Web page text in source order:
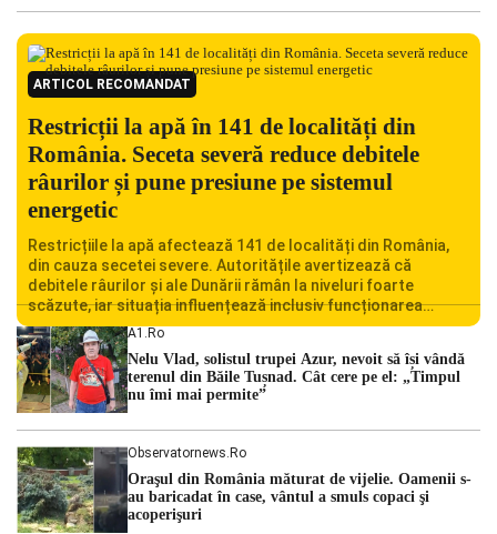
ARTICOL RECOMANDAT
Restricții la apă în 141 de localități din
România. Seceta severă reduce debitele
râurilor și pune presiune pe sistemul
energetic
Restricțiile la apă afectează 141 de localități din România,
din cauza secetei severe. Autoritățile avertizează că
debitele râurilor și ale Dunării rămân la niveluri foarte
scăzute, iar situația influențează inclusiv funcționarea
Centralei Nucleare de la Cernavodă. România se confruntă
cu una dintre cele mai dificile perioade din punct de vedere
hidrologic din ultimii ani. Lipsa […]
A1.ro
Nelu Vlad, solistul trupei Azur, nevoit să își vândă
terenul din Băile Tușnad. Cât cere pe el: „Timpul
nu îmi mai permite”
Observatornews.ro
Oraşul din România măturat de vijelie. Oamenii s-
au baricadat în case, vântul a smuls copaci şi
acoperişuri